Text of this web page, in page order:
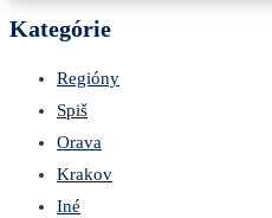
Kategórie
Regióny
Spiš
Orava
Krakov
Iné